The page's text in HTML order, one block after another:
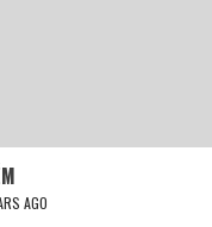
AGO